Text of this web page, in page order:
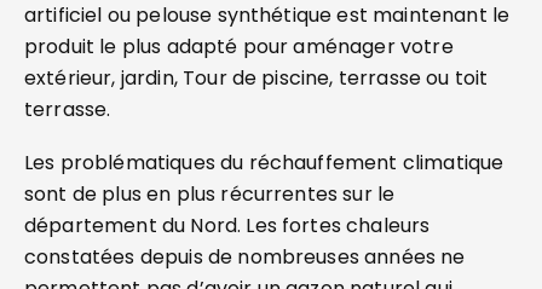
artificiel ou pelouse synthétique est maintenant le
produit le plus adapté pour aménager votre
extérieur, jardin, Tour de piscine, terrasse ou toit
terrasse.
Les problématiques du réchauffement climatique
sont de plus en plus récurrentes sur le
département du Nord. Les fortes chaleurs
constatées depuis de nombreuses années ne